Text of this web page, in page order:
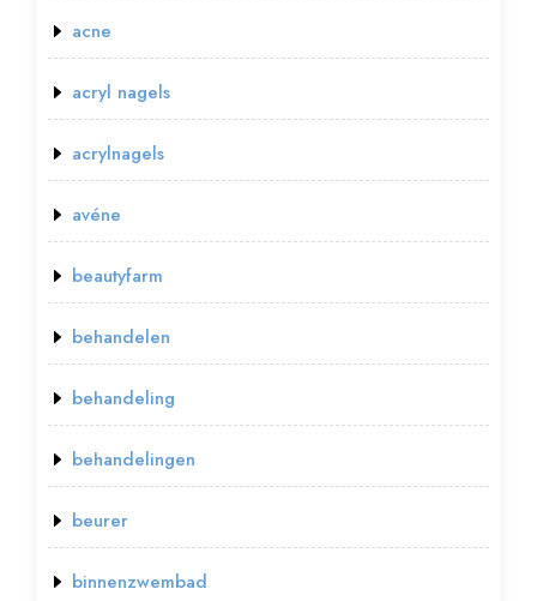
acne
acryl nagels
acrylnagels
avéne
beautyfarm
behandelen
behandeling
behandelingen
beurer
binnenzwembad